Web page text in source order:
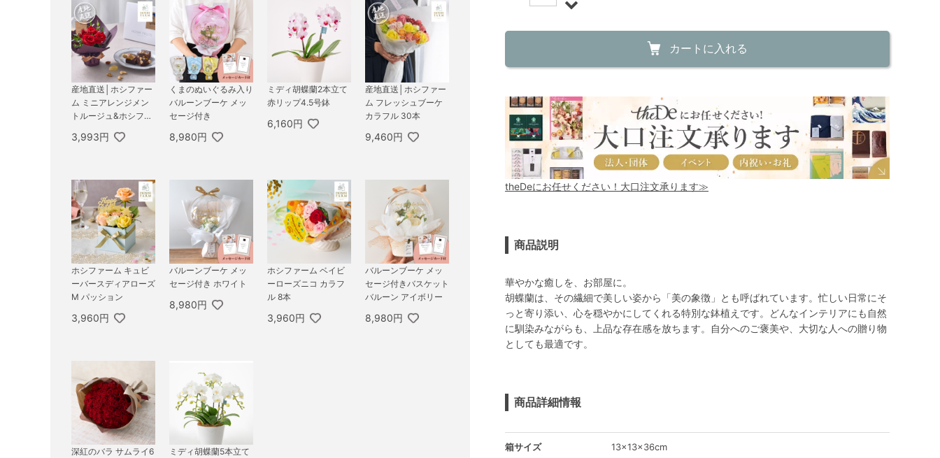
産地直送│ホシファー
ム ミニアレンジメン
トルージュ&ホシフル
個
3,993円
くまのぬいぐるみ入り
バルーンブーケ メッ
セージ付き
8,980円
ミディ胡蝶蘭2本立て
赤リップ4.5号鉢
6,160円
産地直送│ホシファー
ム フレッシュブーケ
カラフル 30本
9,460円
ホシファーム キュビ
ーバースディアローズ
M パッション
3,960円
バルーンブーケ メッ
セージ付き ホワイト
8,980円
ホシファーム ベイビ
ーローズニコ カラフ
ル 8本
3,960円
バルーンブーケ メッ
セージ付きバスケット
バルーン アイボリー
8,980円
深紅のバラ サムライ6
ミディ胡蝶蘭5本立て
カートに入れる
theDeにお任せください！大口注文承ります≫
商品説明
華やかな癒しを、お部屋に。
胡蝶蘭は、その繊細で美しい姿から「美の象徴」とも呼ばれています。忙しい日常にそ
っと寄り添い、心を穏やかにしてくれる特別な鉢植えです。どんなインテリアにも自然
に馴染みながらも、上品な存在感を放ちます。自分へのご褒美や、大切な人への贈り物
としても最適です。
商品詳細情報
箱サイズ 13×13×36cm